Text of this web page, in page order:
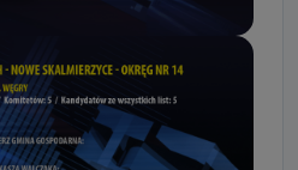
przekazać
siedzibą w miejscowości
przy ul. Wolności 19 nie
osobowych podmiotom
wykorzystywane w